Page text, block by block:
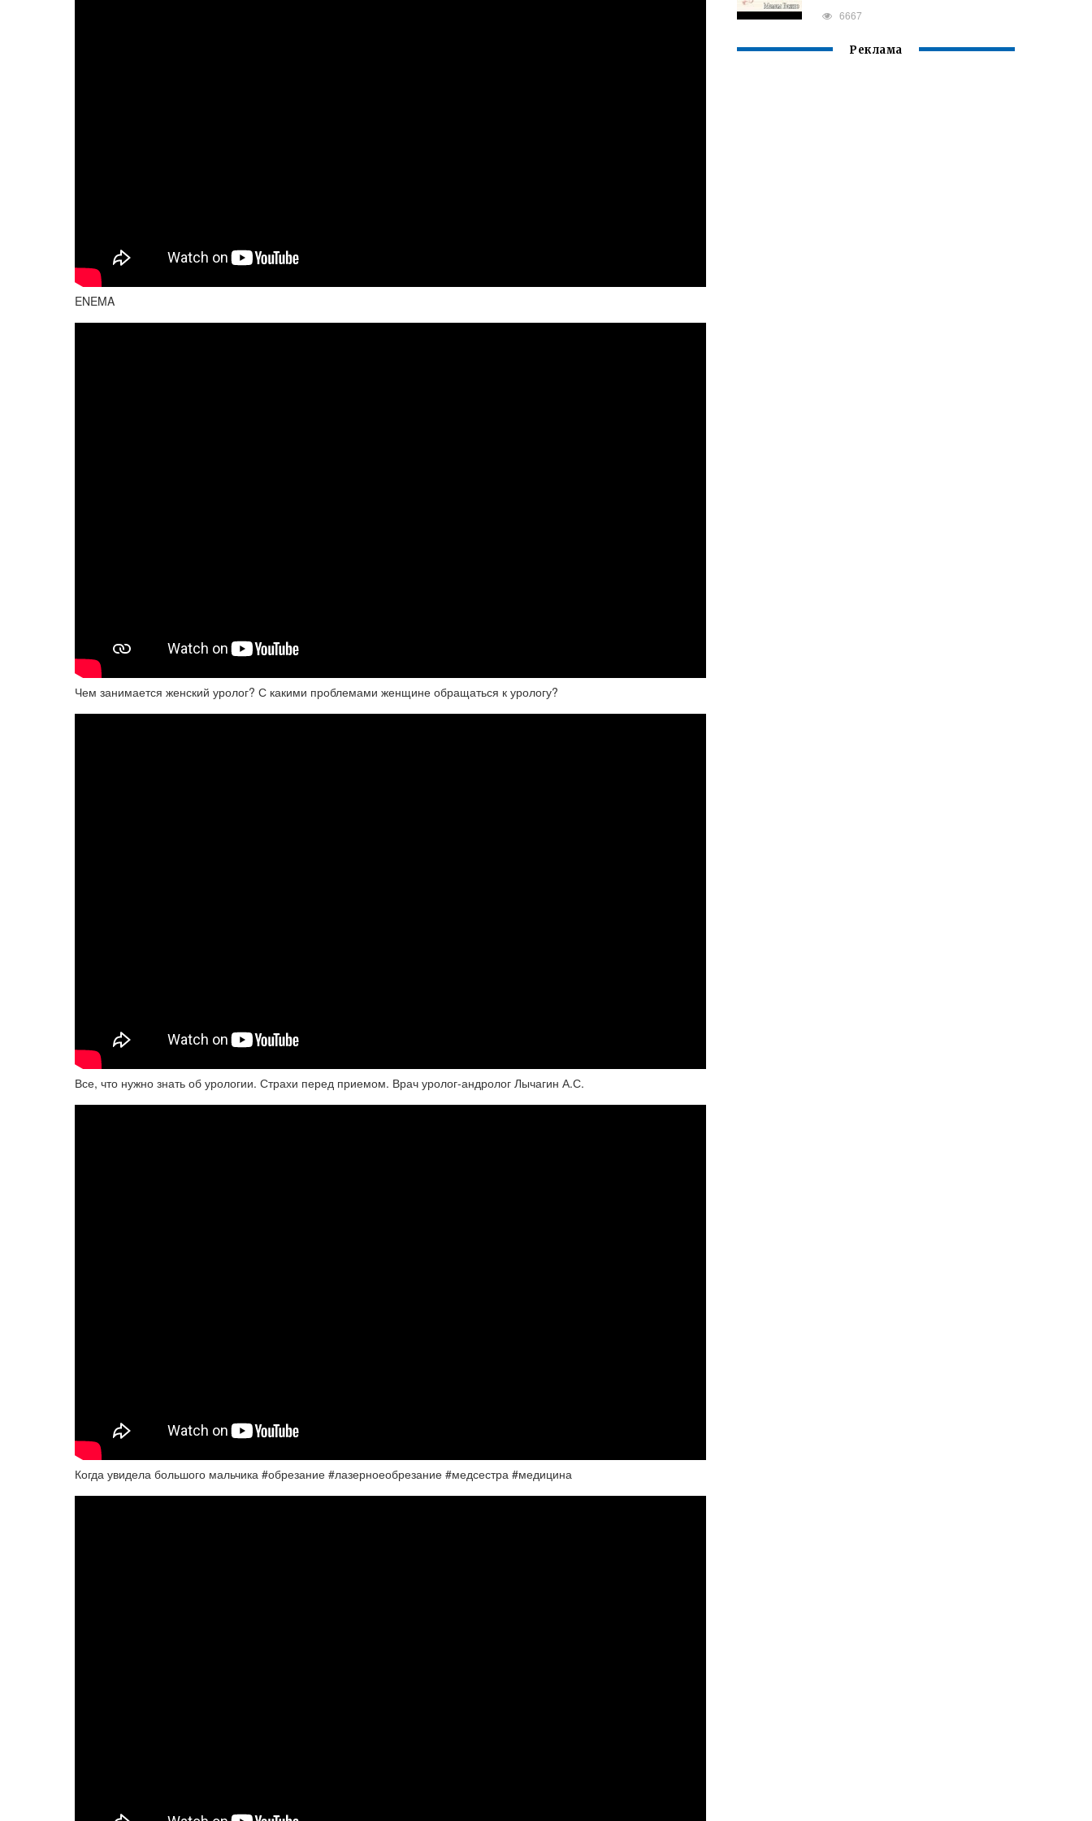
ENEMA
Чем занимается женский уролог? С какими проблемами женщине обращаться к урологу?
Все, что нужно знать об урологии. Страхи перед приемом. Врач уролог-андролог Лычагин А.С.
Когда увидела большого мальчика #обрезание #лазерноеобрезание #медсестра #медицина
6667
Реклама